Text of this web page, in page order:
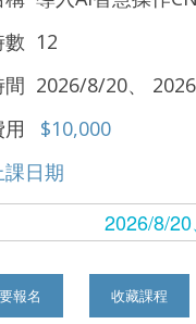
數 12
間 2026/8/20、
$10,000
日期
2026/8/
報名 收藏課程